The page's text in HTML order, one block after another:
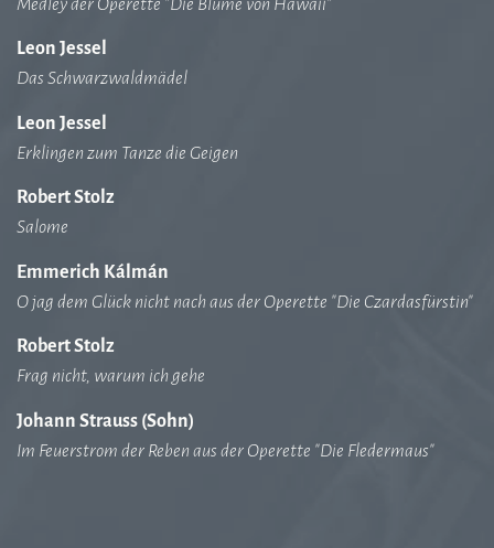
Leon Jessel
Das Schwarzwaldmädel
Leon Jessel
Erklingen zum Tanze die Geigen
Robert Stolz
Salome
Emmerich Kálmán
O jag dem Glück nicht nach aus der Operette "Die Czardasfürstin"
Robert Stolz
Frag nicht, warum ich gehe
Johann Strauss (Sohn)
Im Feuerstrom der Reben aus der Operette "Die Fledermaus"